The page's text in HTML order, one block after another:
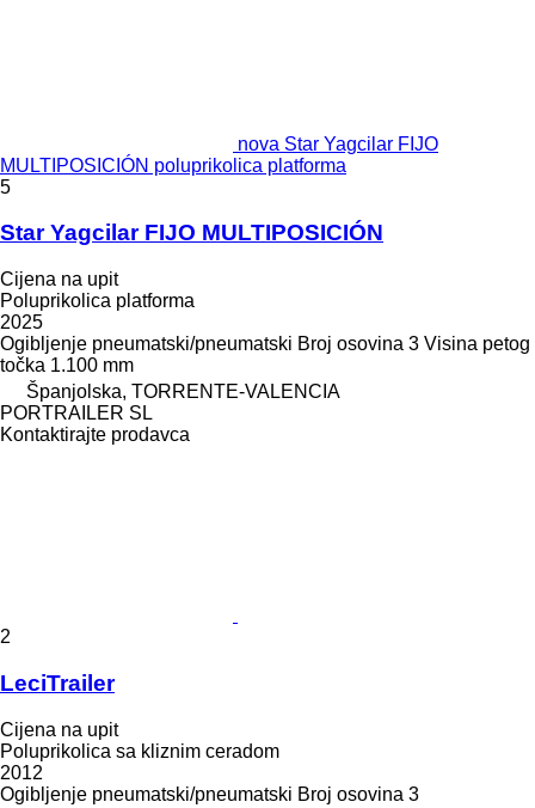
nova Star Yagcilar FIJO
MULTIPOSICIÓN poluprikolica platforma
5
Star Yagcilar FIJO MULTIPOSICIÓN
Cijena na upit
Poluprikolica platforma
2025
Ogibljenje pneumatski/pneumatski Broj osovina 3 Visina petog
točka 1.100 mm
Španjolska, TORRENTE-VALENCIA
PORTRAILER SL
Kontaktirajte prodavca
2
LeciTrailer
Cijena na upit
Poluprikolica sa kliznim ceradom
2012
Ogibljenje pneumatski/pneumatski Broj osovina 3